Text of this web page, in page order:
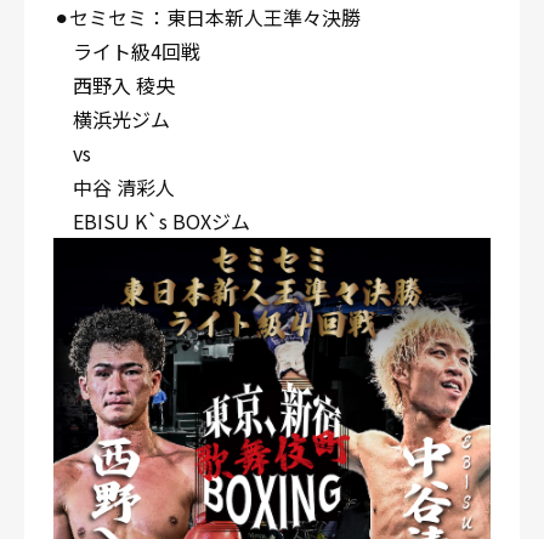
⚫︎セミセミ：東日本新人王準々決勝
ライト級4回戦
西野入 稜央
横浜光ジム
vs
中谷 清彩人
EBISU K`s BOXジム